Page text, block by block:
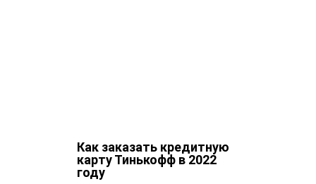
Как заказать кредитную
карту Тинькофф в 2022
году